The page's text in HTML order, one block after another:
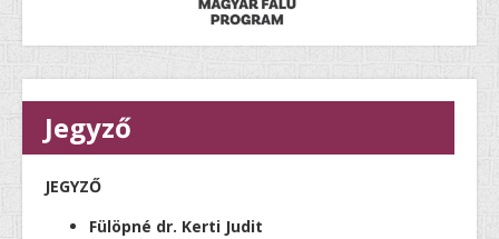
Jegyző
JEGYZŐ
Fülöpné dr. Kerti Judit